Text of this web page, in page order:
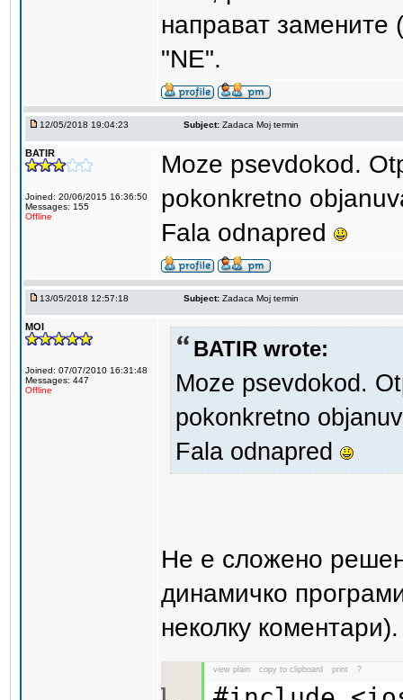
направат замените
"NE".
12/05/2018 19:04:23 Subject: Zadaca Moj termin
BATIR
Joined: 20/06/2015 16:36:50
Messages: 155
Offline
Moze psevdokod.
pokonkretno
Fala odnapred
13/05/2018 12:57:18 Subject: Zadaca Moj termin
MOI
Joined: 07/07/2010 16:31:48
Messages: 447
Offline
BATIR wrote:
Moze psevdokod.
pokonkretno
Fala odnapred
Не е сложено
динамичко
неколку коментари).
view plain copy to clipboard print ?